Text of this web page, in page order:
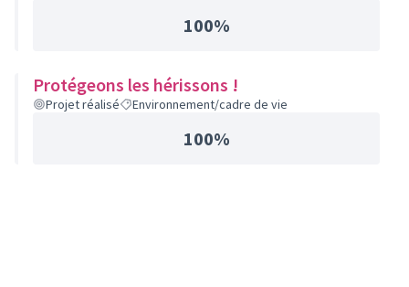
100%
Protégeons les hérissons !
Projet réalisé Environnement/cadre de vie
100%